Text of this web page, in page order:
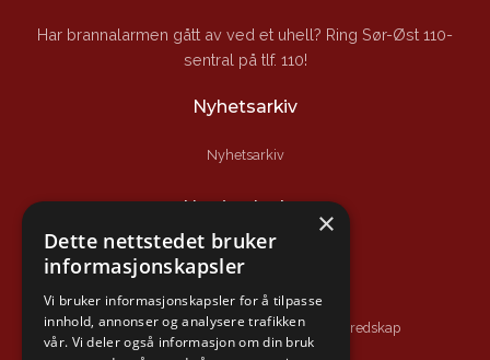
Har brannalarmen gått av ved et uhell? Ring Sør-Øst 110-
sentral på tlf. 110!
Nyhetsarkiv
Nyhetsarkiv
Nyttige lenker
Branntips.no
Sikker hverdag
Direktoratet for samfunnssikkerhet og beredskap
×
Dette nettstedet bruker
informasjonskapsler
Vi bruker informasjonskapsler for å tilpasse
innhold, annonser og analysere trafikken
vår. Vi deler også informasjon om din bruk